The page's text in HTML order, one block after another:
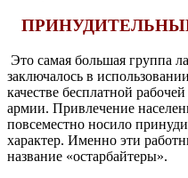
Это самая большая группа
заключалось в
качестве бесплатной
армии. Привлечение
повсеместно носило
характер. Именно эти
название «остарбайтеры».